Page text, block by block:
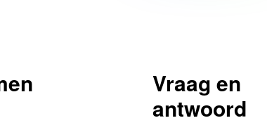
Vraag en
antwoord